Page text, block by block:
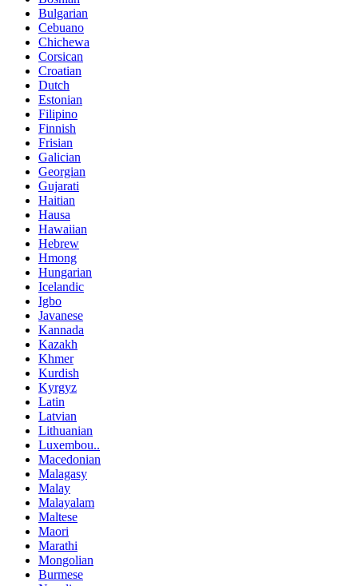
Bulgarian
Cebuano
Chichewa
Corsican
Croatian
Dutch
Estonian
Filipino
Finnish
Frisian
Galician
Georgian
Gujarati
Haitian
Hausa
Hawaiian
Hebrew
Hmong
Hungarian
Icelandic
Igbo
Javanese
Kannada
Kazakh
Khmer
Kurdish
Kyrgyz
Latin
Latvian
Lithuanian
Luxembou..
Macedonian
Malagasy
Malay
Malayalam
Maltese
Maori
Marathi
Mongolian
Burmese